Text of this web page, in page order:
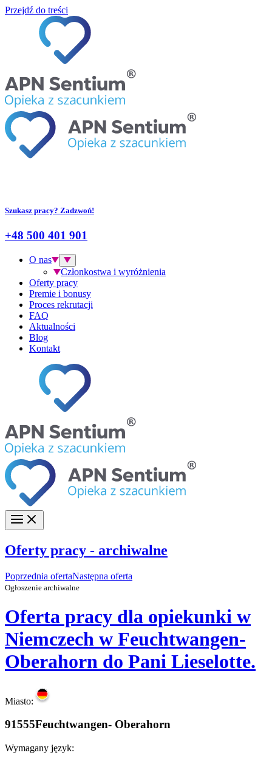
Przejdź do treści
Szukasz pracy? Zadzwoń!
+48 500 401 901
O nas
Członkostwa i wyróżnienia
Oferty pracy
Premie i bonusy
Proces rekrutacji
FAQ
Aktualności
Blog
Kontakt
Oferty pracy - archiwalne
Poprzednia ofertaNastępna oferta
Ogłoszenie archiwalne
Oferta pracy dla opiekunki w
Niemczech w Feuchtwangen-
Oberahorn do Pani Lieselotte.
Miasto:
91555Feuchtwangen- Oberahorn
Wymagany język: